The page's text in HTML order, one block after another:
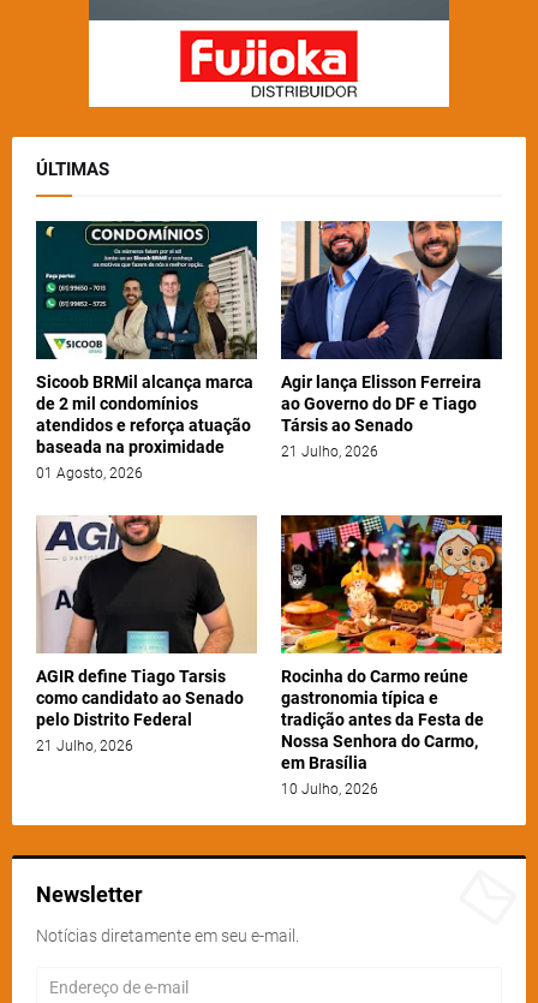
ÚLTIMAS
Sicoob BRMil alcança marca
de 2 mil condomínios
atendidos e reforça atuação
baseada na proximidade
01 Agosto, 2026
Agir lança Elisson Ferreira
ao Governo do DF e Tiago
Társis ao Senado
21 Julho, 2026
AGIR define Tiago Tarsis
como candidato ao Senado
pelo Distrito Federal
21 Julho, 2026
Rocinha do Carmo reúne
gastronomia típica e
tradição antes da Festa de
Nossa Senhora do Carmo,
em Brasília
10 Julho, 2026
Newsletter
Notícias diretamente em seu e-mail.